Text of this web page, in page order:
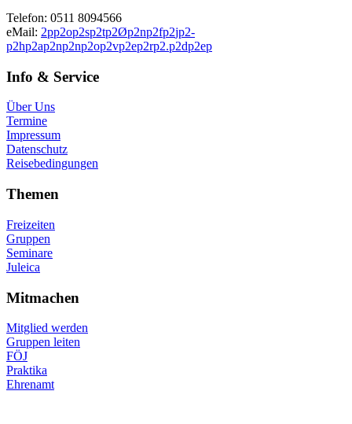
Telefon: 0511 8094566
eMail: 2pp2op2sp2tp2Øp2np2fp2jp2-
p2hp2ap2np2np2op2vp2ep2rp2.p2dp2ep
Info & Service
Über Uns
Termine
Impressum
Datenschutz
Reisebedingungen
Themen
Freizeiten
Gruppen
Seminare
Juleica
Mitmachen
Mitglied werden
Gruppen leiten
FÖJ
Praktika
Ehrenamt